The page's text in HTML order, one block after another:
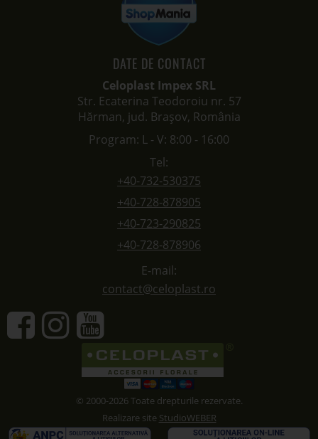
DATE DE CONTACT
Celoplast Impex SRL
Str. Ecaterina Teodoroiu nr. 57
Hărman, jud. Brașov, România
Program: L - V: 8:00 - 16:00
Tel:
+40-732-530375
+40-728-878905
+40-723-290825
+40-728-878906
E-mail:
contact@celoplast.ro
© 2000-2026 Toate drepturile rezervate.
Realizare site StudioWEBER